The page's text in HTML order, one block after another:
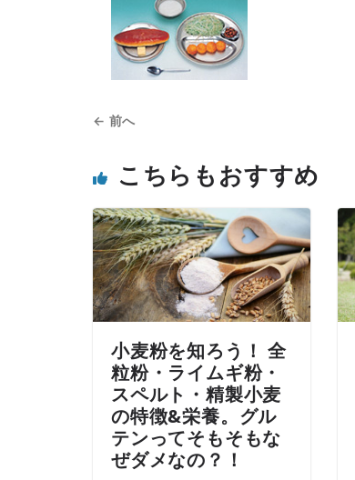
← 前へ
こちらもおすすめ
小麦粉を知ろう！ 全
粒粉・ライムギ粉・
スペルト・精製小麦
の特徴&栄養。グル
テンってそもそもな
ぜダメなの？！